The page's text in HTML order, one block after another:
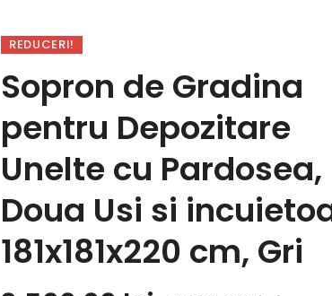
REDUCERI!
Sopron de Gradina
pentru Depozitare
Unelte cu Pardosea,
Doua Usi si
181x181x220 cm, Gri